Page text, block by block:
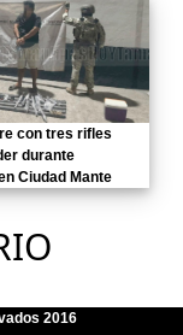
con tres rifles
durante
Ciudad Mante
2016